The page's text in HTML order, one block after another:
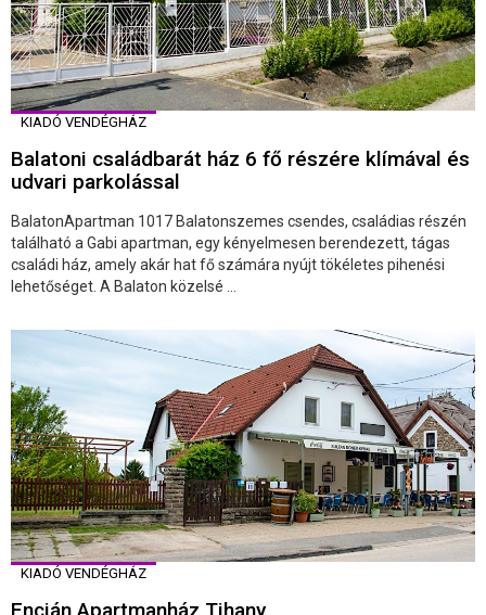
KIADÓ VENDÉGHÁZ
Balatoni családbarát ház 6 fő részére klímával és
udvari parkolással
BalatonApartman 1017 Balatonszemes csendes, családias részén
található a Gabi apartman, egy kényelmesen berendezett, tágas
családi ház, amely akár hat fő számára nyújt tökéletes pihenési
lehetőséget. A Balaton közelsé ...
KIADÓ VENDÉGHÁZ